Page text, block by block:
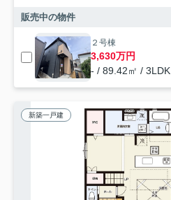
販売中の物件
２号棟
3,630万円
- / 89.42㎡ / 3LDK
新築一戸建